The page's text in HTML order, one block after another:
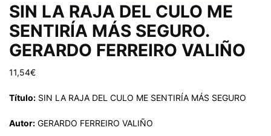
SIN LA RAJA DEL CULO ME
SENTIRÍA MÁS SEGURO.
GERARDO FERREIRO VALIÑO
11,54€
Título: SIN LA RAJA DEL CULO ME SENTIRÍA MÁS SEGURO
Autor: GERARDO FERREIRO VALIÑO